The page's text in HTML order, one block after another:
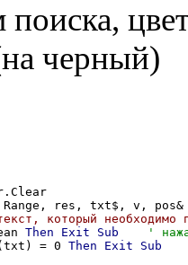
черный)
Range, res, txt$, v, pos&
который необходимо
Then Exit
Sub
= 0 Then Exit
Sub